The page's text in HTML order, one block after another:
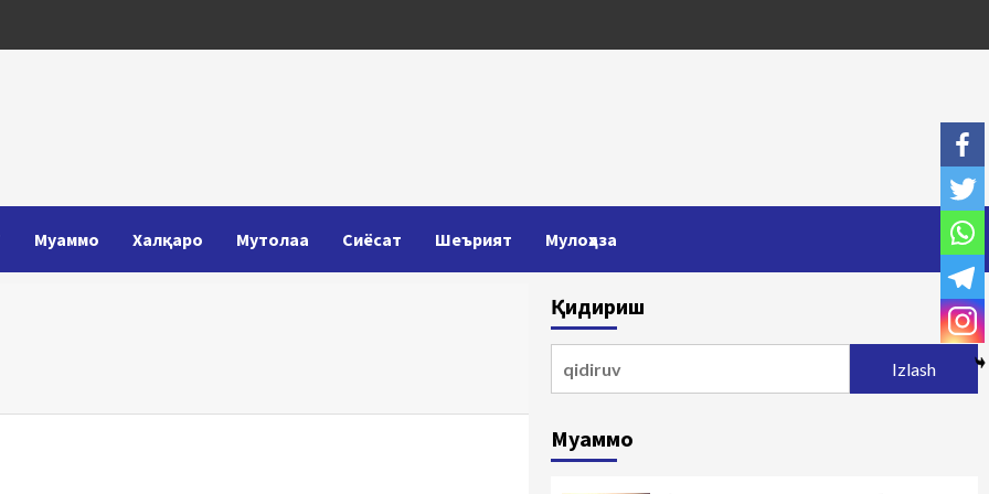
Муаммо Халқаро Мутолаа Сиёсат Шеърият Мулоҳаза
Қидириш
Муаммо